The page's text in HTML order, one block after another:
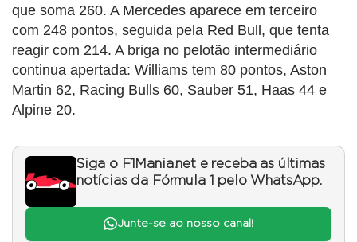
que soma 260. A Mercedes aparece em terceiro
com 248 pontos, seguida pela Red Bull, que tenta
reagir com 214. A briga no pelotão intermediário
continua apertada: Williams tem 80 pontos, Aston
Martin 62, Racing Bulls 60, Sauber 51, Haas 44 e
Alpine 20.
Siga o F1Mania.net e receba as últimas
notícias da Fórmula 1 pelo WhatsApp.
Junte-se ao nosso canal!